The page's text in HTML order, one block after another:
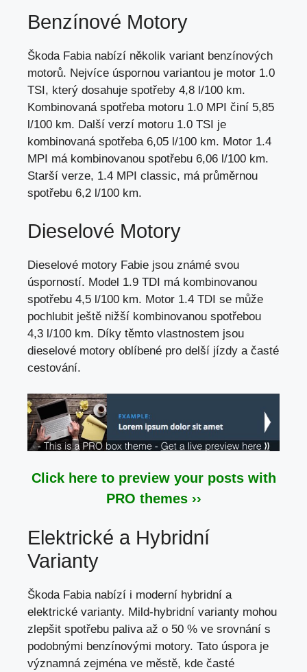
Benzínové Motory
Škoda Fabia nabízí několik variant benzínových
motorů. Nejvíce úspornou variantou je motor 1.0
TSI, který dosahuje spotřeby 4,8 l/100 km.
Kombinovaná spotřeba motoru 1.0 MPI činí 5,85
l/100 km. Další verzí motoru 1.0 TSI je
kombinovaná spotřeba 6,05 l/100 km. Motor 1.4
MPI má kombinovanou spotřebu 6,06 l/100 km.
Starší verze, 1.4 MPI classic, má průměrnou
spotřebu 6,2 l/100 km.
Dieselové Motory
Dieselové motory Fabie jsou známé svou
úsporností. Model 1.9 TDI má kombinovanou
spotřebu 4,5 l/100 km. Motor 1.4 TDI se může
pochlubit ještě nižší kombinovanou spotřebou
4,3 l/100 km. Díky těmto vlastnostem jsou
dieselové motory oblíbené pro delší jízdy a časté
cestování.
Click here to preview your posts with
PRO themes ››
Elektrické a Hybridní
Varianty
Škoda Fabia nabízí i moderní hybridní a
elektrické varianty. Mild-hybridní varianty mohou
zlepšit spotřebu paliva až o 50 % ve srovnání s
podobnými benzínovými motory. Tato úspora je
významná zejména ve městě, kde časté